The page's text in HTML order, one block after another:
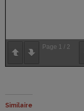
Page 1 / 2
Similaire